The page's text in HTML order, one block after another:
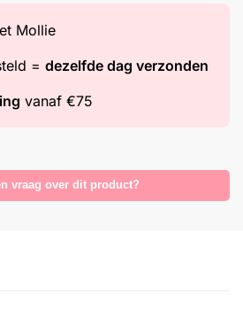
Mollie
= dezelfde dag verzonden
vanaf €75
vraag over dit product?